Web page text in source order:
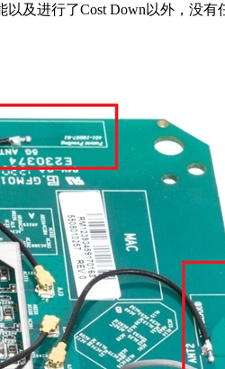
及进行了Cost Down以外，没